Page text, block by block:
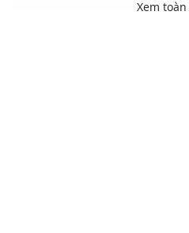
Đế cao su chống trượt đảm
Xem